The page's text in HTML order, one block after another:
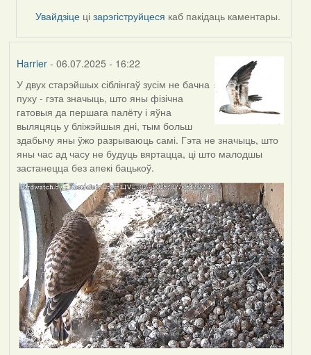
Увайдзіце цізарэгіструйцеся каб пакідаць каментары.
Harrier- 06.07.2025 - 16:22
У двух старэйшых сіблінгаў зусім не бачна
пуху - гэта значыць, што яны фізічна
гатовыя да першага палёту і яўна
выляцяць у бліжэйшыя дні, тым больш
здабычу яны ўжо разрываюць самі. Гэта не значыць, што
яны час ад часу не будуць вяртацца, ці што малодшы
застанецца без апекі бацькоў.